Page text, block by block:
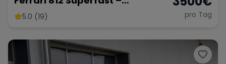
Ultimativer V12-Supersportler
5.0 (19) pro Tag